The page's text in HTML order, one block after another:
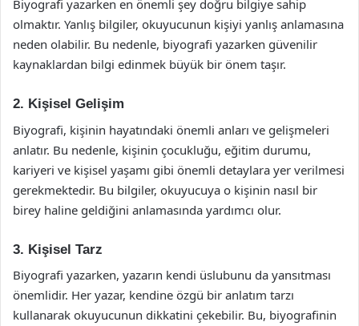
Biyografi yazarken en önemli şey doğru bilgiye sahip
olmaktır. Yanlış bilgiler, okuyucunun kişiyi yanlış anlamasına
neden olabilir. Bu nedenle, biyografi yazarken güvenilir
kaynaklardan bilgi edinmek büyük bir önem taşır.
2. Kişisel Gelişim
Biyografi, kişinin hayatındaki önemli anları ve gelişmeleri
anlatır. Bu nedenle, kişinin çocukluğu, eğitim durumu,
kariyeri ve kişisel yaşamı gibi önemli detaylara yer verilmesi
gerekmektedir. Bu bilgiler, okuyucuya o kişinin nasıl bir
birey haline geldiğini anlamasında yardımcı olur.
3. Kişisel Tarz
Biyografi yazarken, yazarın kendi üslubunu da yansıtması
önemlidir. Her yazar, kendine özgü bir anlatım tarzı
kullanarak okuyucunun dikkatini çekebilir. Bu, biyografinin